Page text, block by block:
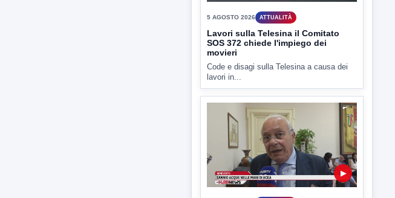
5 AGOSTO 2026 ATTUALITÀ
Lavori sulla Telesina il Comitato
SOS 372 chiede l'impiego dei
movieri
Code e disagi sulla Telesina a causa dei
lavori in...
▶